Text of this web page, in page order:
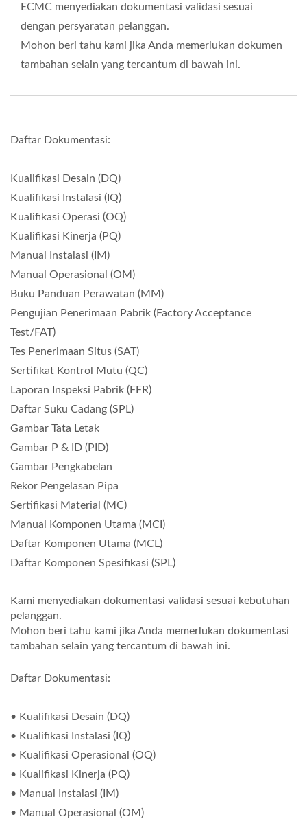
ECMC menyediakan dokumentasi validasi sesuai
dengan persyaratan pelanggan.
Mohon beri tahu kami jika Anda memerlukan dokumen
tambahan selain yang tercantum di bawah ini.
Daftar Dokumentasi:
Kualifikasi Desain (DQ)
Kualifikasi Instalasi (IQ)
Kualifikasi Operasi (OQ)
Kualifikasi Kinerja (PQ)
Manual Instalasi (IM)
Manual Operasional (OM)
Buku Panduan Perawatan (MM)
Pengujian Penerimaan Pabrik (Factory Acceptance
Test/FAT)
Tes Penerimaan Situs (SAT)
Sertifikat Kontrol Mutu (QC)
Laporan Inspeksi Pabrik (FFR)
Daftar Suku Cadang (SPL)
Gambar Tata Letak
Gambar P & ID (PID)
Gambar Pengkabelan
Rekor Pengelasan Pipa
Sertifikasi Material (MC)
Manual Komponen Utama (MCI)
Daftar Komponen Utama (MCL)
Daftar Komponen Spesifikasi (SPL)
Kami menyediakan dokumentasi validasi sesuai kebutuhan
pelanggan.
Mohon beri tahu kami jika Anda memerlukan dokumentasi
tambahan selain yang tercantum di bawah ini.
Daftar Dokumentasi:
• Kualifikasi Desain (DQ)
• Kualifikasi Instalasi (IQ)
• Kualifikasi Operasional (OQ)
• Kualifikasi Kinerja (PQ)
• Manual Instalasi (IM)
• Manual Operasional (OM)